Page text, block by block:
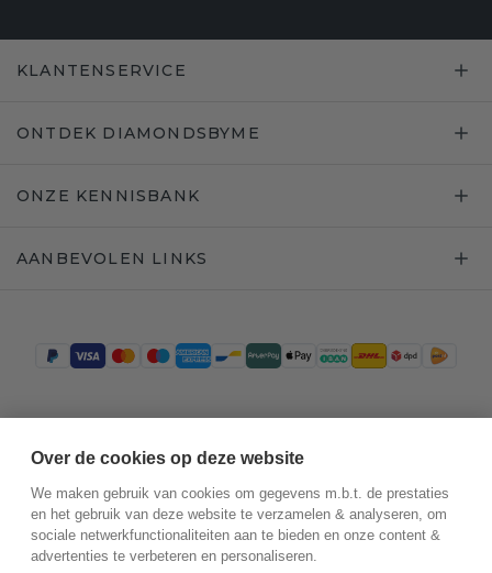
KLANTENSERVICE
ONTDEK DIAMONDSBYME
ONZE KENNISBANK
AANBEVOLEN LINKS
Over de cookies op deze website
We maken gebruik van cookies om gegevens m.b.t. de prestaties
en het gebruik van deze website te verzamelen & analyseren, om
sociale netwerkfunctionaliteiten aan te bieden en onze content &
advertenties te verbeteren en personaliseren.